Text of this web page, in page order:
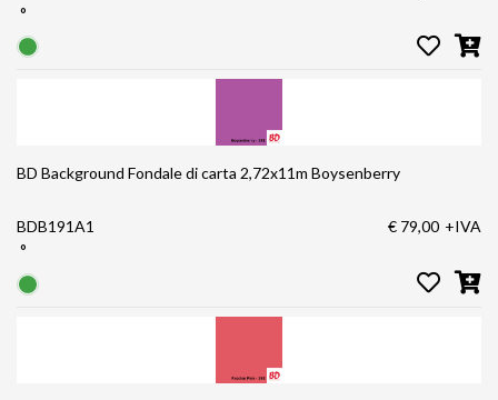
°
BD Background Fondale di carta 2,72x11m Boysenberry
BDB191A1
°
€ 79,00 +IVA